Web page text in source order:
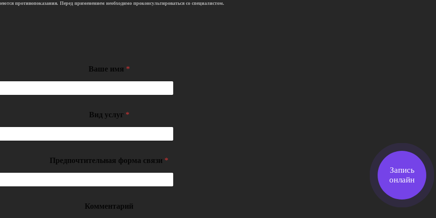
Запись
онлайн
противопоказания. Перед применением необходимо проконсультироваться со специалистом.
Ваше имя *
Вид услуг *
Предпочтительная форма связи *
Комментарий